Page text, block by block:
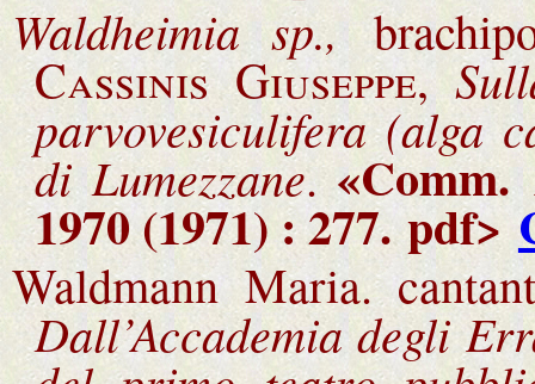
Waldheimia sp.,
Cassinis Giuseppe,
parvovesiculifera (alga
di Lumezzane.«Comm.
1970 (1971) : 277.pdf>
Waldmann Maria.
Dall’Accademia degli